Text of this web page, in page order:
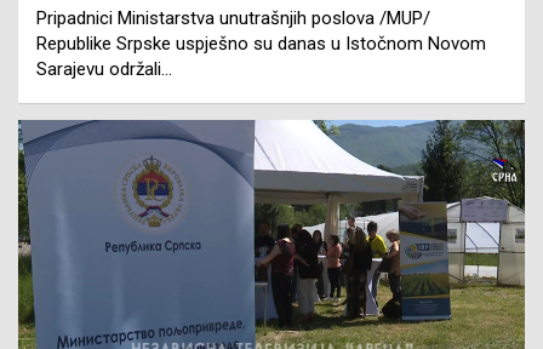
Pripadnici Ministarstva unutrašnjih poslova /MUP/
Republike Srpske uspješno su danas u Istočnom Novom
Sarajevu održali…